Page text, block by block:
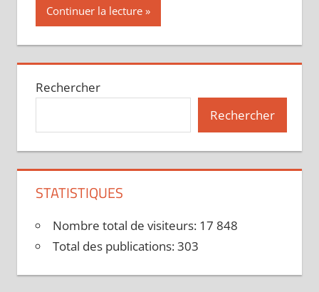
Continuer la lecture
Rechercher
Rechercher
STATISTIQUES
Nombre total de visiteurs: 17 848
Total des publications:303